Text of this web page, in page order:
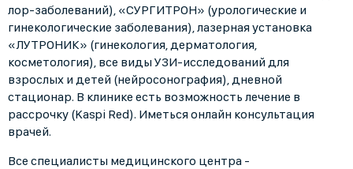
лор-заболеваний), «СУРГИТРОН» (урологические и
гинекологические заболевания), лазерная установка
«ЛУТРОНИК» (гинекология, дерматология,
косметология), все виды УЗИ-исследований для
взрослых и детей (нейросонография), дневной
стационар. В клинике есть возможность лечение в
рассрочку (Kaspi Red). Иметься онлайн консультация
врачей.
Все специалисты медицинского центра -